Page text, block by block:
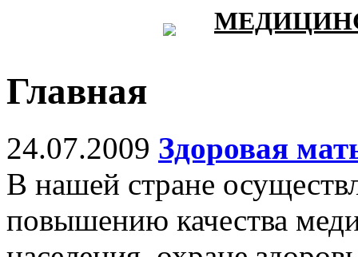
Главная
24.07.2009 Здоровая
В нашей стране
повышению качества